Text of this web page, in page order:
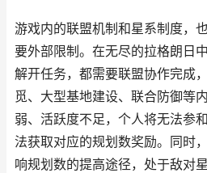
游戏内的联盟机制和星系制度，
要外部限制。在无尽的拉格朗日
解开任务，都需要联盟协作完成
觅、大型基地建设、联合防御等
弱、活跃度不足，个人将无法参
法获取对应的规划数奖励。同时
响规划数的提高途径，处于敌对